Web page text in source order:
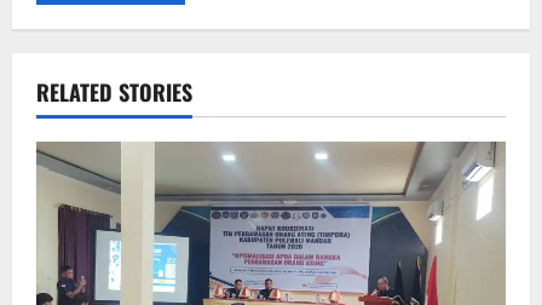
RELATED STORIES